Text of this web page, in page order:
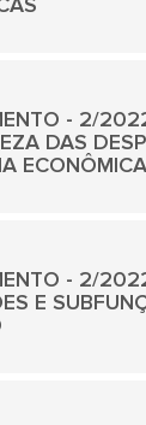
- 2/
DAS
- 2/
E